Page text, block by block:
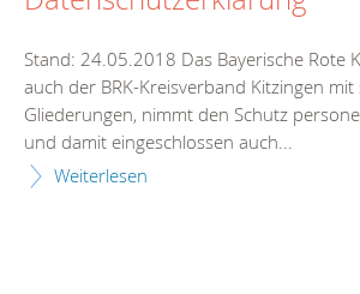
Stand: 24.05.2018 Das Bayerische Rote
auch der BRK-Kreisverband Kitzingen mit
Gliederungen, nimmt den Schutz
und damit eingeschlossen auch...
Weiterlesen